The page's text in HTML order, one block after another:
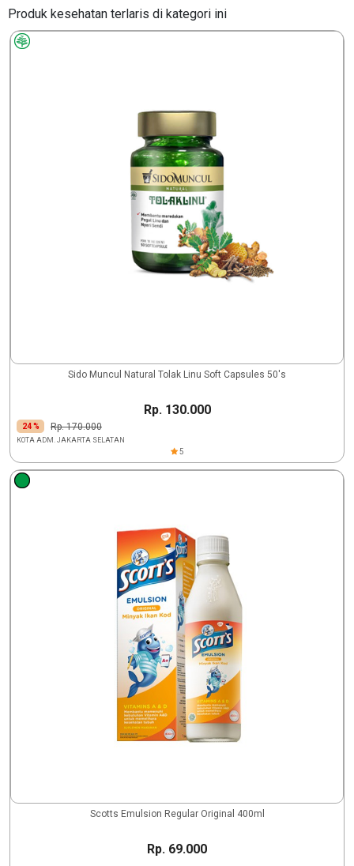
Produk kesehatan terlaris di kategori ini
Sido Muncul Natural Tolak Linu Soft Capsules 50's
Rp. 130.000
24 % Rp. 170.000
KOTA ADM. JAKARTA SELATAN
5
Scotts Emulsion Regular Original 400ml
Rp. 69.000